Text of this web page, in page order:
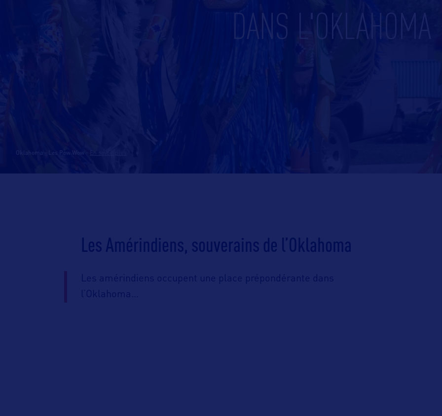
DANS L'OKLAHOMA
Oklahoma - Les Pow Wow
Les Amérindiens, souverains de l’Oklahoma
Les amérindiens occupent une place prépondérante dans
l’Oklahoma…